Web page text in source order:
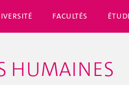
FACULTÉS
HUMAINES